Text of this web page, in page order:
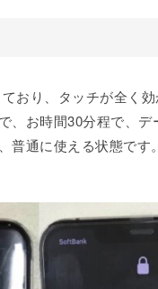
おり、タッチが全く
お時間30分程で、
通に使える状態です。